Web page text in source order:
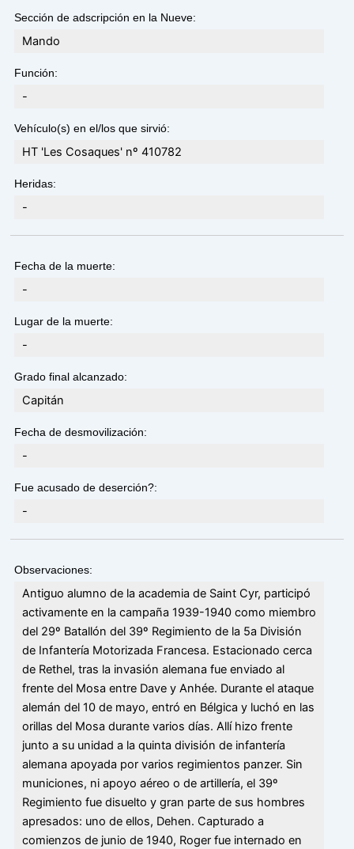
Sección de adscripción en la Nueve:
Mando
Función:
-
Vehículo(s) en el/los que sirvió:
HT 'Les Cosaques' nº 410782
Heridas:
-
Fecha de la muerte:
-
Lugar de la muerte:
-
Grado final alcanzado:
Capitán
Fecha de desmovilización:
-
Fue acusado de deserción?:
-
Observaciones:
Antiguo alumno de la academia de Saint Cyr, participó
activamente en la campaña 1939-1940 como miembro
del 29º Batallón del 39º Regimiento de la 5a División
de Infantería Motorizada Francesa. Estacionado cerca
de Rethel, tras la invasión alemana fue enviado al
frente del Mosa entre Dave y Anhée. Durante el ataque
alemán del 10 de mayo, entró en Bélgica y luchó en las
orillas del Mosa durante varios días. Allí hizo frente
junto a su unidad a la quinta división de infantería
alemana apoyada por varios regimientos panzer. Sin
municiones, ni apoyo aéreo o de artillería, el 39º
Regimiento fue disuelto y gran parte de sus hombres
apresados: uno de ellos, Dehen. Capturado a
comienzos de junio de 1940, Roger fue internado en